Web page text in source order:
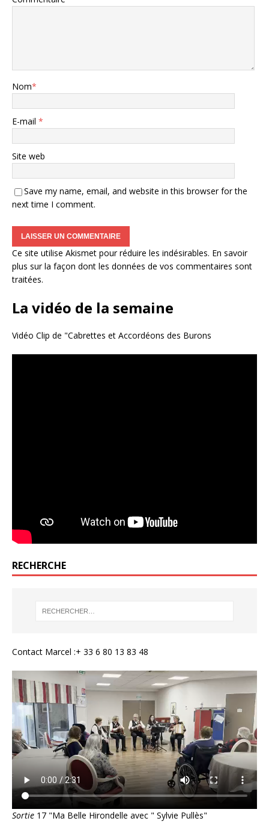
Nom*
E-mail *
Site web
Save my name, email, and website in this browser for the
next time I comment.
Ce site utilise Akismet pour réduire les indésirables. En savoir
plus sur la façon dont les données de vos commentaires sont
traitées.
La vidéo de la semaine
Vidéo Clip de "Cabrettes et Accordéons des Burons
RECHERCHE
Contact Marcel :+ 33 6 80 13 83 48
Sortie 17 "Ma Belle Hirondelle avec " Sylvie Pullès"